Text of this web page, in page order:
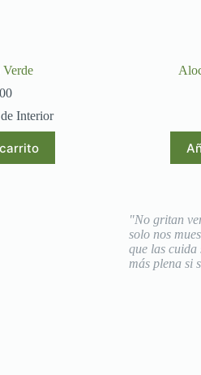
Interior
"No gritan
solo nos
que las cuida
más plena si